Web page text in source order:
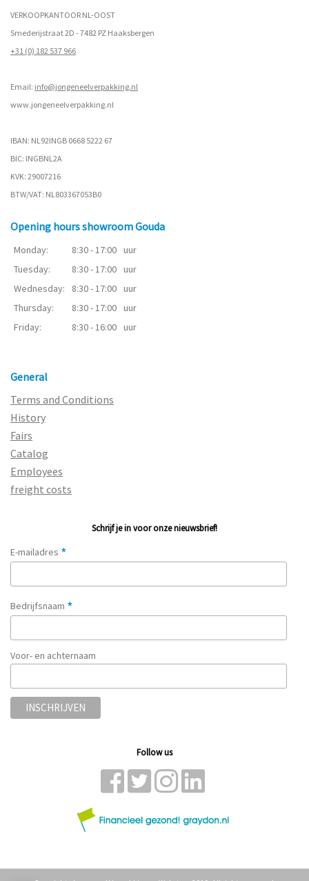
VERKOOPKANTOOR NL-OOST
Smederijstraat 2D - 7482 PZ Haaksbergen
+31 (0) 182 537 966
Email: info@jongeneelverpakking.nl
www.jongeneelverpakking.nl
IBAN: NL92INGB 0668 5222 67
BIC: INGBNL2A
KVK: 29007216
BTW/VAT: NL803367053B0
Opening hours showroom Gouda
Monday: 8:30 - 17:00 uur
Tuesday:
8:30 - 17:00 uur
Wednesday:
8:30 - 17:00 uur
Thursday:
8:30 - 17:00 uur
Friday:
8:30 - 16:00 uur
General
Terms and Conditions
History
Fairs
Catalog
Employees
freight costs
Schrijf je in voor onze nieuwsbrief!
E-mailadres *
Bedrijfsnaam *
Voor- en achternaam
Follow us